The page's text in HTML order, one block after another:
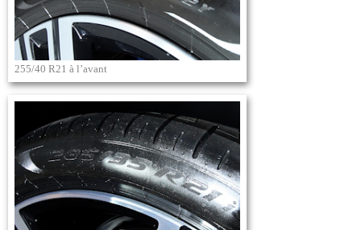
255/40 R21 à l’avant